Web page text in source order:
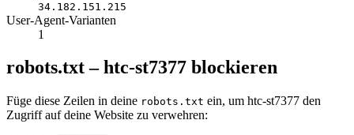
34.182.151.215
User-Agent-Varianten
1
robots.txt – htc-st7377 blockieren
Füge diese Zeilen in deine robots.txt ein, um htc-st7377 den
Zugriff auf deine Website zu verwehren: